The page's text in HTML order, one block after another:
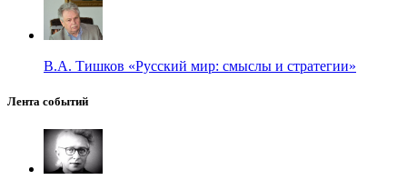
В.А. Тишков «Русский мир: смыслы и стратегии»
Лента событий